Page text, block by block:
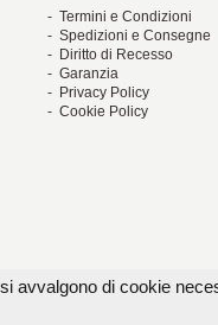
- Termini e Condizioni
- Spedizioni e Consegne
- Diritto di Recesso
- Garanzia
- Privacy Policy
- Cookie Policy
avvalgono di cookie